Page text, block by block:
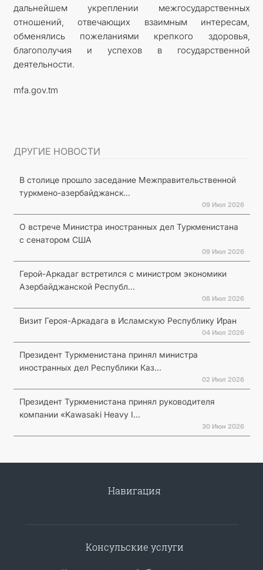
дальнейшем укреплении межгосударственных
отношений, отвечающих взаимным интересам,
обменялись пожеланиями крепкого здоровья,
благополучия и успехов в государственной
деятельности.
mfa.gov.tm
ДРУГИЕ НОВОСТИ
В столице прошло заседание Межправительственной
туркмено-азербайджанск...
09 Июл 2026
О встрече Министра иностранных дел Туркменистана
с сенатором США
09 Июл 2026
Герой-Аркадаг встретился с министром экономики
Азербайджанской Республ...
08 Июл 2026
Визит Героя-Аркадага в Исламскую Республику Иран
04 Июл 2026
Президент Туркменистана принял министра
иностранных дел Республики Каз...
02 Июл 2026
Президент Туркменистана принял руководителя
компании «Kawasaki Heavy I...
30 Июн 2026
Навигация
Консульские услуги